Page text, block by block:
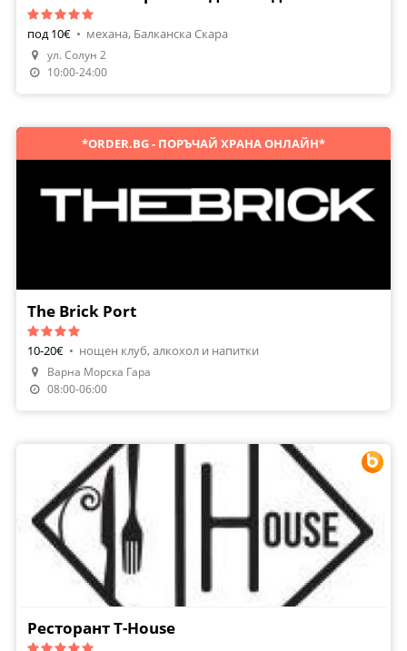
Направи Резервация
под 10€ • механа, Балканска Скара
ул. Солун 2
10:00-24:00
Направи Резервация
Поръчай Храна
*ORDER.BG - ПОРЪЧАЙ ХРАНА ОНЛАЙН*
The Brick Port
10-20€ • нощен клуб, алкохол и напитки
Варна Морска Гара
08:00-06:00
Ресторант T-House